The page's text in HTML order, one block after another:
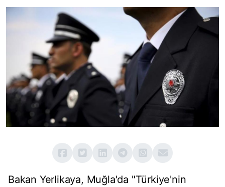
Bakan Yerlikaya, Muğla'da "Türkiye'nin